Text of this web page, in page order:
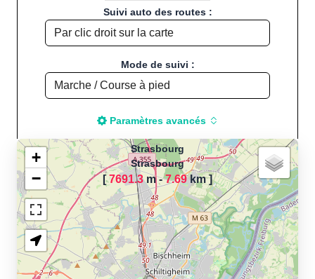
Suivi auto des routes :
Mode de suivi :
Paramètres avancés
Chargement de la carte
pour calculer la distance
de votre parcours sportif
(Footing, Jogging, Course à
Strasbourg
Strasbourg
[7691.3m -7.69km]
+
−